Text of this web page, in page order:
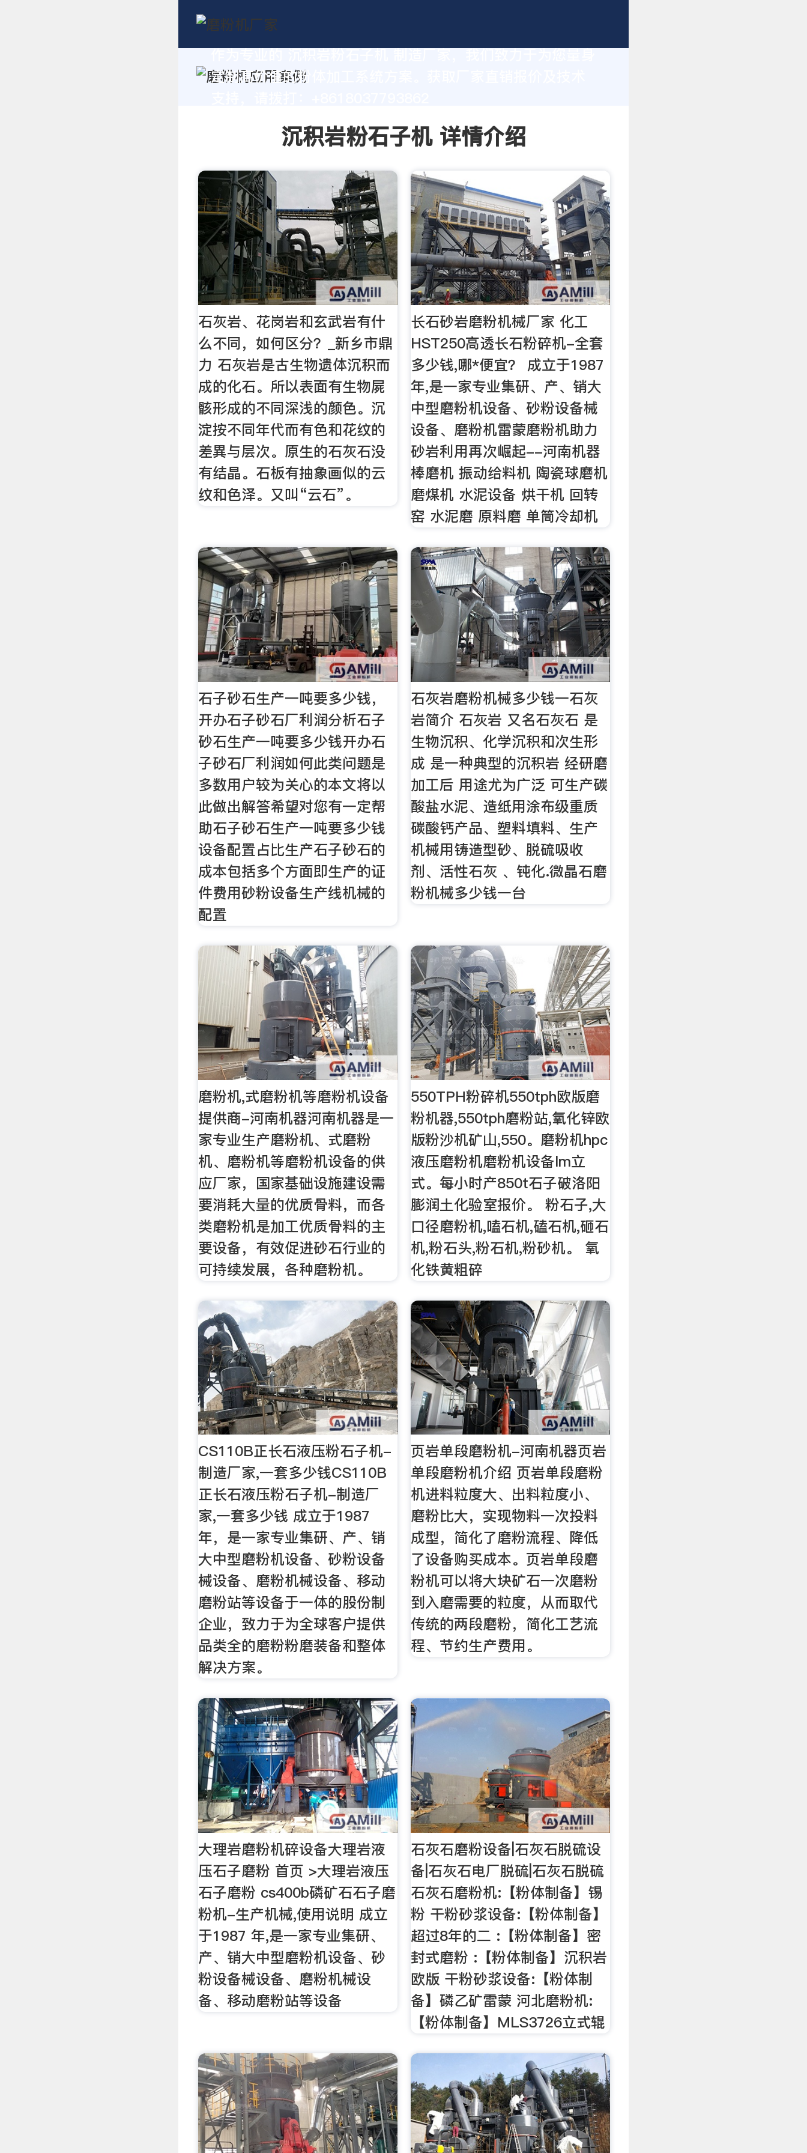
定制高价值的粉体加工系统方案。获取厂家直销报价及技术
沉积岩粉石子机 详情介绍
石灰岩、花岗岩和玄武岩有什
么不同，如何区分？_新乡市鼎
力 石灰岩是古生物遗体沉积而
成的化石。所以表面有生物屍
骸形成的不同深浅的颜色。沉
淀按不同年代而有色和花纹的
差異与层次。原生的石灰石没
有结晶。石板有抽象画似的云
纹和色泽。又叫“云石”。
长石砂岩磨粉机械厂家 化工
HST250高透长石粉碎机-全套
多少钱,哪*便宜？ 成立于1987
年,是一家专业集研、产、销大
中型磨粉机设备、砂粉设备械
设备、磨粉机雷蒙磨粉机助力
砂岩利用再次崛起--河南机器
棒磨机 振动给料机 陶瓷球磨机
磨煤机 水泥设备 烘干机 回转
窑 水泥磨 原料磨 单筒冷却机
石子砂石生产一吨要多少钱，
开办石子砂石厂利润分析石子
砂石生产一吨要多少钱开办石
子砂石厂利润如何此类问题是
多数用户较为关心的本文将以
此做出解答希望对您有一定帮
助石子砂石生产一吨要多少钱
设备配置占比生产石子砂石的
成本包括多个方面即生产的证
件费用砂粉设备生产线机械的
配置
石灰岩磨粉机械多少钱一石灰
岩简介 石灰岩 又名石灰石 是
生物沉积、化学沉积和次生形
成 是一种典型的沉积岩 经研磨
加工后 用途尤为广泛 可生产碳
酸盐水泥、造纸用涂布级重质
碳酸钙产品、塑料填料、生产
机械用铸造型砂、脱硫吸收
剂、活性石灰 、钝化.微晶石磨
粉机械多少钱一台
磨粉机,式磨粉机等磨粉机设备
提供商-河南机器河南机器是一
家专业生产磨粉机、式磨粉
机、磨粉机等磨粉机设备的供
应厂家，国家基础设施建设需
要消耗大量的优质骨料，而各
类磨粉机是加工优质骨料的主
要设备，有效促进砂石行业的
可持续发展，各种磨粉机。
550TPH粉碎机550tph欧版磨
粉机器,550tph磨粉站,氧化锌欧
版粉沙机矿山,550。磨粉机hpc
液压磨粉机磨粉机设备lm立
式。每小时产850t石子破洛阳
膨润土化验室报价。 粉石子,大
口径磨粉机,嗑石机,磕石机,砸石
机,粉石头,粉石机,粉砂机。 氧
化铁黄粗碎
CS110B正长石液压粉石子机-
制造厂家,一套多少钱CS110B
正长石液压粉石子机-制造厂
家,一套多少钱 成立于1987
年，是一家专业集研、产、销
大中型磨粉机设备、砂粉设备
械设备、磨粉机械设备、移动
磨粉站等设备于一体的股份制
企业，致力于为全球客户提供
品类全的磨粉粉磨装备和整体
解决方案。
页岩单段磨粉机-河南机器页岩
单段磨粉机介绍 页岩单段磨粉
机进料粒度大、出料粒度小、
磨粉比大，实现物料一次投料
成型，简化了磨粉流程、降低
了设备购买成本。页岩单段磨
粉机可以将大块矿石一次磨粉
到入磨需要的粒度，从而取代
传统的两段磨粉，简化工艺流
程、节约生产费用。
大理岩磨粉机碎设备大理岩液
压石子磨粉 首页 >大理岩液压
石子磨粉 cs400b磷矿石石子磨
粉机-生产机械,使用说明 成立
于1987 年,是一家专业集研、
产、销大中型磨粉机设备、砂
粉设备械设备、磨粉机械设
备、移动磨粉站等设备
石灰石磨粉设备|石灰石脱硫设
备|石灰石电厂脱硫|石灰石脱硫
石灰石磨粉机:【粉体制备】锡
粉 干粉砂浆设备:【粉体制备】
超过8年的二 :【粉体制备】密
封式磨粉 :【粉体制备】沉积岩
欧版 干粉砂浆设备:【粉体制
备】磷乙矿雷蒙 河北磨粉机:
【粉体制备】MLS3726立式辊